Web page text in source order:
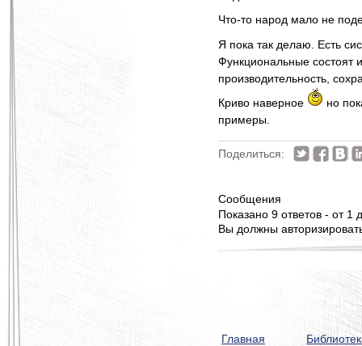
Что-то народ мало не
Я пока так делаю. Есть
Функциональные состоят
производительность,
Криво наверное
но
примеры.
Поделиться:
Сообщения
Показано 9 ответов - от 1
Вы должны
Главная